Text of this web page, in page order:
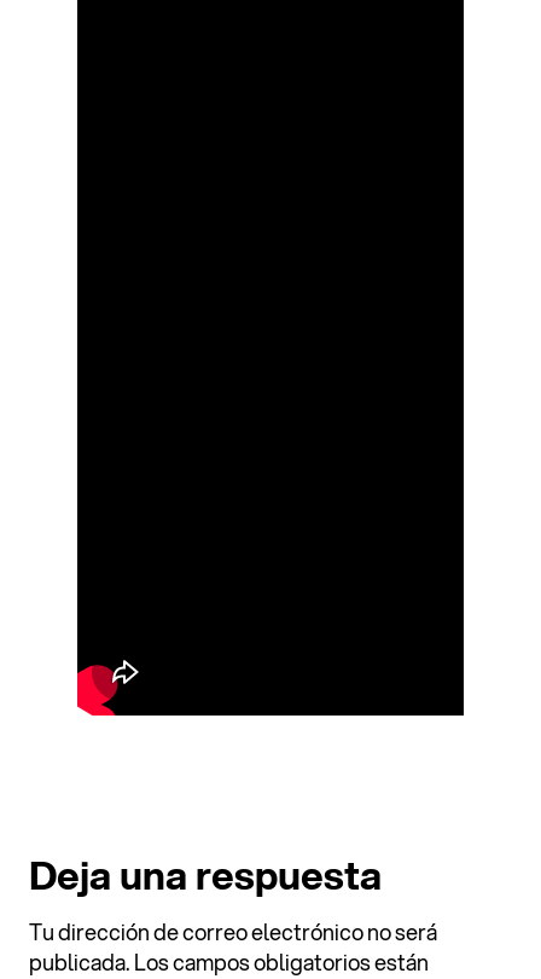
Deja una respuesta
Tu dirección de correo electrónico no será
publicada.Los campos obligatorios están